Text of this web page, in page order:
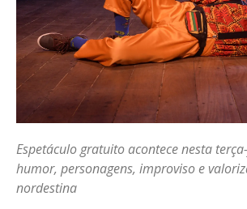
Espetáculo gratuito acontece nesta
humor, personagens, improviso e
nordestina